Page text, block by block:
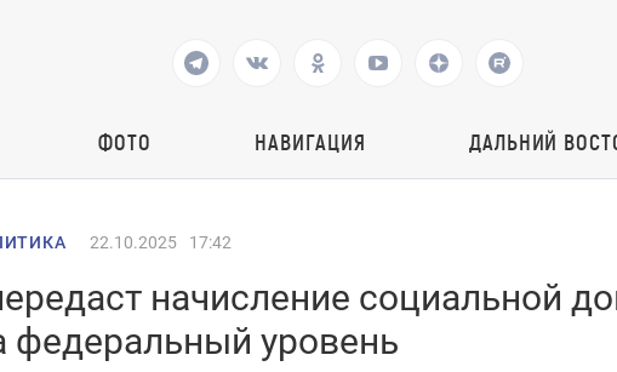
ФОТО НАВИГАЦИЯ ДАЛЬНИЙ
22.10.2025 17:42
начисление социальной
федеральный уровень